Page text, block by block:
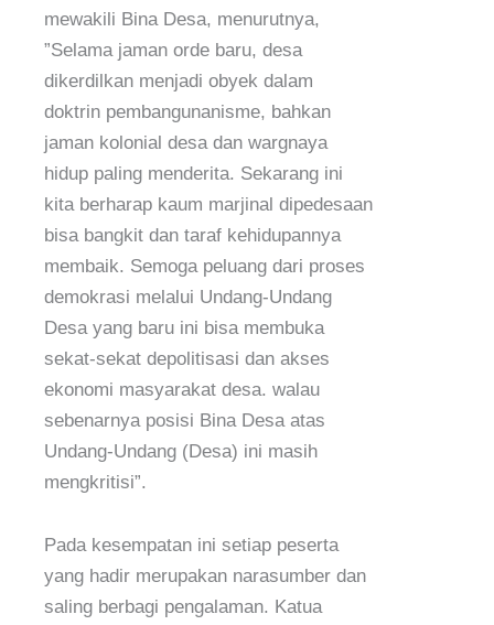
mewakili Bina Desa, menurutnya,
”Selama jaman orde baru, desa
dikerdilkan menjadi obyek dalam
doktrin pembangunanisme, bahkan
jaman kolonial desa dan wargnaya
hidup paling menderita. Sekarang ini
kita berharap kaum marjinal dipedesaan
bisa bangkit dan taraf kehidupannya
membaik. Semoga peluang dari proses
demokrasi melalui Undang-Undang
Desa yang baru ini bisa membuka
sekat-sekat depolitisasi dan akses
ekonomi masyarakat desa. walau
sebenarnya posisi Bina Desa atas
Undang-Undang (Desa) ini masih
mengkritisi”.
Pada kesempatan ini setiap peserta
yang hadir merupakan narasumber dan
saling berbagi pengalaman. Katua